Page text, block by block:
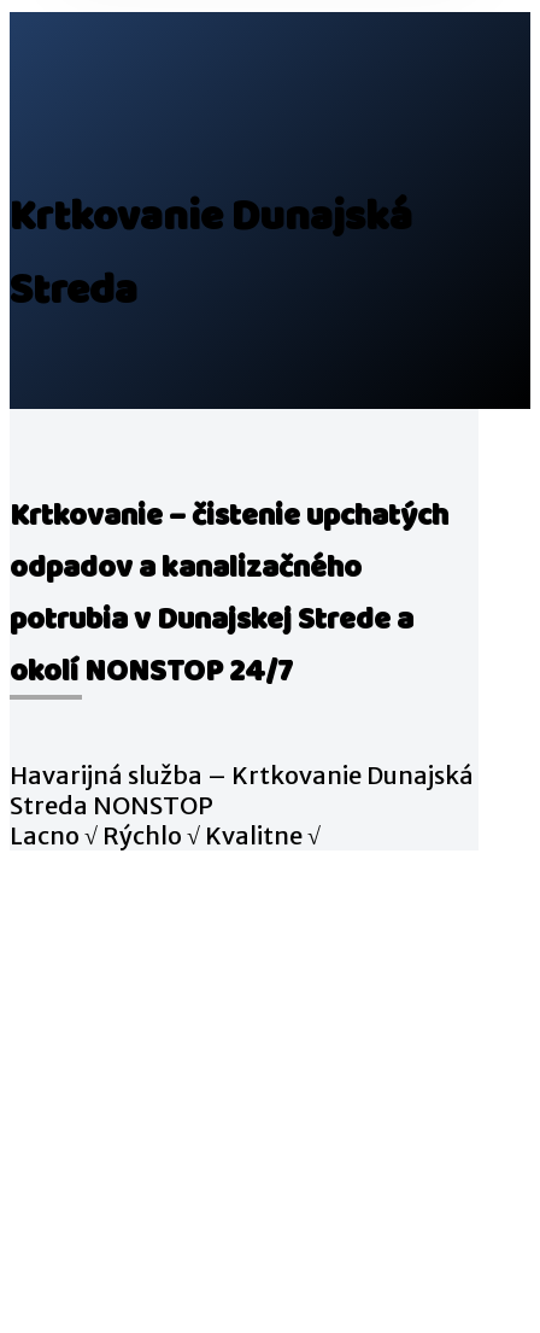
Krtkovanie Dunajská
Streda
Krtkovanie– čistenie upchatých
odpadov a kanalizačného
potrubiav Dunajskej Strede a
okolí NONSTOP 24/7
Havarijná služba – Krtkovanie Dunajská
Streda NONSTOP
Lacno √ Rýchlo √ Kvalitne √